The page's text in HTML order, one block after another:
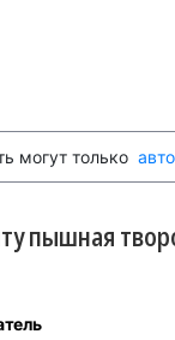
могут только
пышная